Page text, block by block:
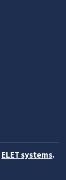
ELET systems.